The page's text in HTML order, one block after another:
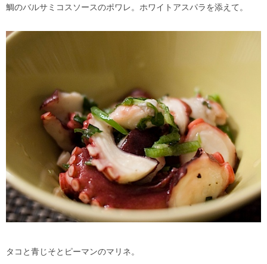
鯛のバルサミコスソースのポワレ。ホワイトアスパラを添えて。
タコと青じそとピーマンのマリネ。